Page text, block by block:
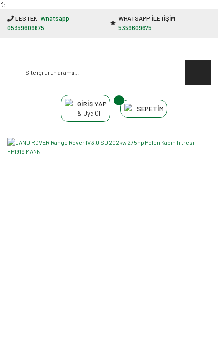
"');
DESTEK Whatsapp
05359609675
WHATSAPP İLETİŞİM
5359609675
GİRİŞ YAP
& Üye Ol
SEPETİM